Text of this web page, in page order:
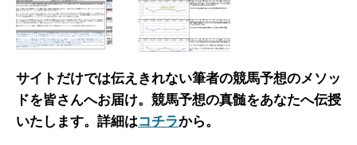
サイトだけでは伝えきれない筆者の競馬予想のメソッ
ドを皆さんへお届け。 競馬予想の真髄をあなたへ伝授
いたします。詳細はコチラから。